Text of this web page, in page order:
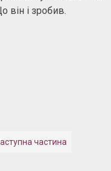
він і зробив.
частина